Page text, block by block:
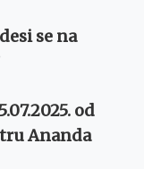
se na
od
Ananda